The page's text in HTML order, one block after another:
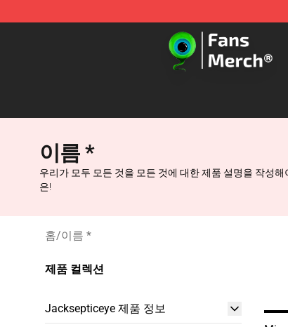
Jacksepticeye Store - Official Jacksepticeye
이름 *
우리가 모두 모든 것을 모든 것에 대한 제품 설명을 작성
은!
홈/이름 *
제품 컬렉션
Jacksepticeye 제품 정보